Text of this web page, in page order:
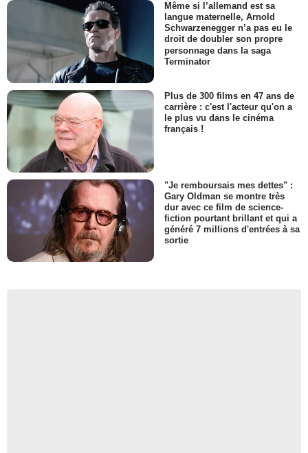
Même si l’allemand est sa
langue maternelle, Arnold
Schwarzenegger n’a pas eu le
droit de doubler son propre
personnage dans la saga
Terminator
Plus de 300 films en 47 ans de
carrière : c'est l'acteur qu'on a
le plus vu dans le cinéma
français !
"Je remboursais mes dettes" :
Gary Oldman se montre très
dur avec ce film de science-
fiction pourtant brillant et qui a
généré 7 millions d'entrées à sa
sortie